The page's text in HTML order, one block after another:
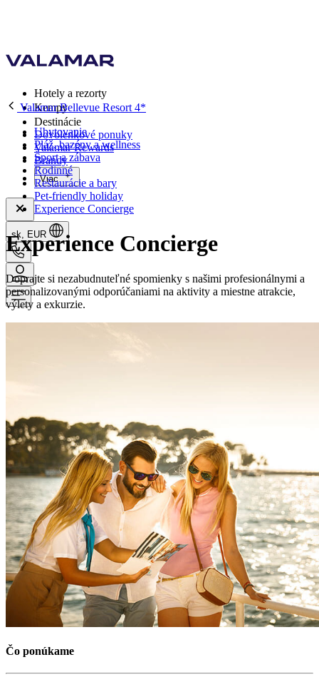
Hotely a rezorty
Kempy
Destinácie
Dovolenkové ponuky
Valamar Rewards
Brandy
Viac
sk, EUR
Valamar Bellevue Resort 4*
Ubytovanie
Pláž, bazény a wellness
Šport a zábava
Rodinné
Reštaurácie a bary
Pet-friendly holiday
Experience Concierge
Experience Concierge
Doprajte si nezabudnuteľné spomienky s našimi profesionálnymi a
personalizovanými odporúčaniami na aktivity a miestne atrakcie,
výlety a exkurzie.
Čo ponúkame